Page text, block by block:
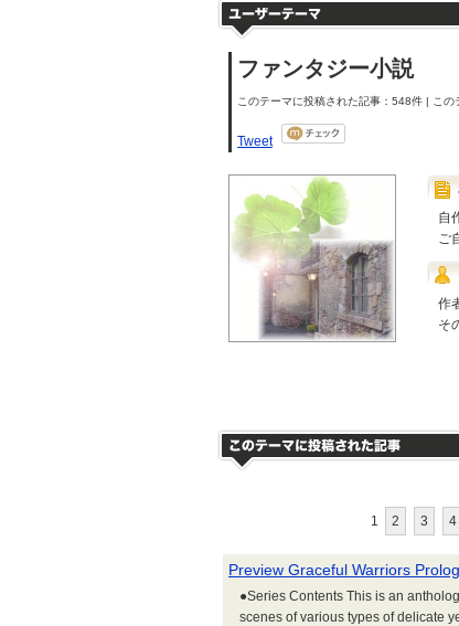
ファンタジー小説
このテーマに投稿された記事：548件 | この
Tweet
自
ご
作
そ
1 2 3 4
Preview Graceful Warriors
●Series Contents This is an
scenes of various types of delicate